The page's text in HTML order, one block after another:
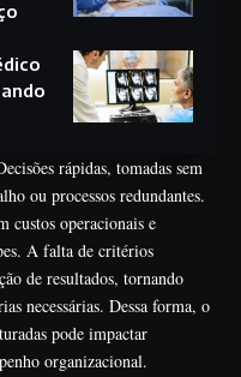
rápidas, tomadas sem
ou processos redundantes.
custos operacionais e
A falta de critérios
de resultados, tornando
necessárias. Dessa forma, o
pode impactar
organizacional.